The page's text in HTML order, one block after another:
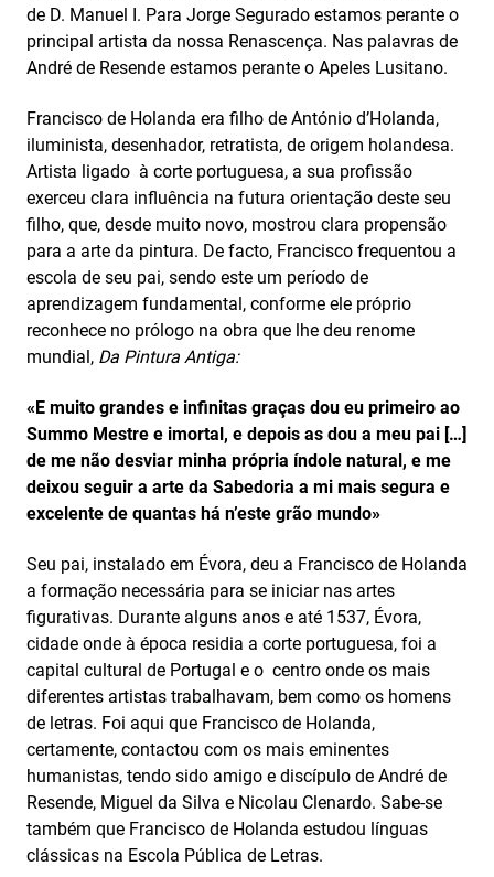
de D. Manuel I. Para Jorge Segurado estamos perante o
principal artista da nossa Renascença. Nas palavras de
André de Resende estamos perante o Apeles Lusitano.
Francisco de Holanda era filho de António d’Holanda,
iluminista, desenhador, retratista, de origem holandesa.
Artista ligado à corte portuguesa, a sua profissão
exerceu clara influência na futura orientação deste seu
filho, que, desde muito novo, mostrou clara propensão
para a arte da pintura. De facto, Francisco frequentou a
escola de seu pai, sendo este um período de
aprendizagem fundamental, conforme ele próprio
reconhece no prólogo na obra que lhe deu renome
mundial, Da Pintura Antiga:
«E muito grandes e infinitas graças dou eu primeiro ao
Summo Mestre e imortal, e depois as dou a meu pai […]
de me não desviar minha própria índole natural, e me
deixou seguir a arte da Sabedoria a mi mais segura e
excelente de quantas há n’este grão mundo»
Seu pai, instalado em Évora, deu a Francisco de Holanda
a formação necessária para se iniciar nas artes
figurativas. Durante alguns anos e até 1537, Évora,
cidade onde à época residia a corte portuguesa, foi a
capital cultural de Portugal e o centro onde os mais
diferentes artistas trabalhavam, bem como os homens
de letras. Foi aqui que Francisco de Holanda,
certamente, contactou com os mais eminentes
humanistas, tendo sido amigo e discípulo de André de
Resende, Miguel da Silva e Nicolau Clenardo. Sabe-se
também que Francisco de Holanda estudou línguas
clássicas na Escola Pública de Letras.